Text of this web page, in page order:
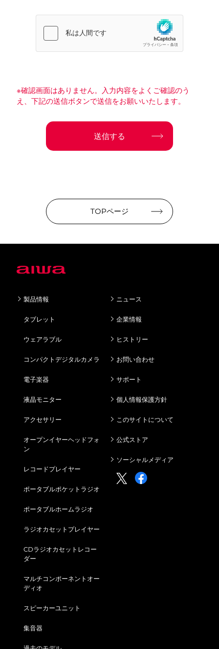
アイワマーケティングジャパン株式会社
東京都千代田区神田須田町一丁目23番地1
務先、メールアドレス、ご意見・お問い合せ・アン
ケート回答の内容と履歴、その他弊社製品・サービ
ス等の提供に付随して取得する個人情報
4. 利用目的
当社は、利用目的を明確にしたうえで、個人情報を
適正にお預かりし、取り扱います。また、同意を得
(1)製品・サービス等の販売・頒布・提供・機能改
善・品質向上
(4)広告・宣伝・販売促進活動（情報分析やメール
(5) Webサイト等における資料請求に応じた資料送
当社は、個人情報を適正に保護、利用、管理、運用
す。また、当社はこの個人情報保護方針を全従業員
護に係る社会的ニーズの変化等に応じて、継続的に
に、規程や体制を整備し、個人情報保護マネジメン
善してまいります。
します。特に、個人情報への不正アクセス、個人情
報の紛失、破壊、改ざん、及び漏洩など個人情報に
関するリスクを認識し、適切な予防並びに是正手段
を講じます。
6. 安全管理措置
託をおこなう場合には、ご本人から同意をいただ
な監理の下で取り扱います。
報を第三者に提供できるものとします。
・法令で認められている場合
・取得した個人情報を取り扱う業務の全部または一
・合併その他の事由による事業の継続に伴って個人
※確認画面はありません。入力内容をよくご確認のう
え、下記の送信ボタンで送信をお願いいたします。
TOPページ
製品情報
タブレット
ウェアラブル
コンパクトデジタルカメラ
電子楽器
液晶モニター
アクセサリー
オープンイヤーヘッドフォ
ン
レコードプレイヤー
ポータブルポケットラジオ
ポータブルホームラジオ
ラジオカセットプレイヤー
CDラジオカセットレコー
ダー
マルチコンポーネントオー
ディオ
スピーカーユニット
集音器
ニュース
企業情報
ヒストリー
お問い合わせ
サポート
個人情報保護方針
このサイトについて
公式ストア
ソーシャルメディア